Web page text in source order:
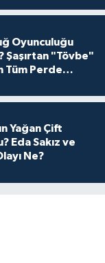
Oyunculuğu
Şaşırtan "Tövbe"
Tüm Perde
Yağan Çift
Eda Sakız ve
Ne?